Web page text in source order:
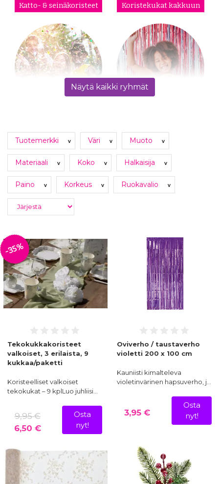
Katto- & seinäkoristeet Koristekukat kakkuun
kynttilät
Ruusun terälehdet Koristenauhat
Organza ja organzaliinat Autonkoristeet
Näytä kaikki ryhmät
Tuotemerkki v Väri v Muoto v
Materiaali v Koko v Halkaisija v
Paino v Korkeus v Ruokavalio v
-35%
Tekokukkakoristeet
valkoiset, 3 erilaista, 9
kukkaa/paketti
Koristeelliset valkoiset
tekokukat – 9 kplLuo juhliisi…
9,95 €
6,50 €
Osta
nyt!
Oviverho / taustaverho
violetti 200 x 100 cm
Kauniisti kimalteleva
violetinvärinen hapsuverho, j…
3,95 €
Osta
nyt!